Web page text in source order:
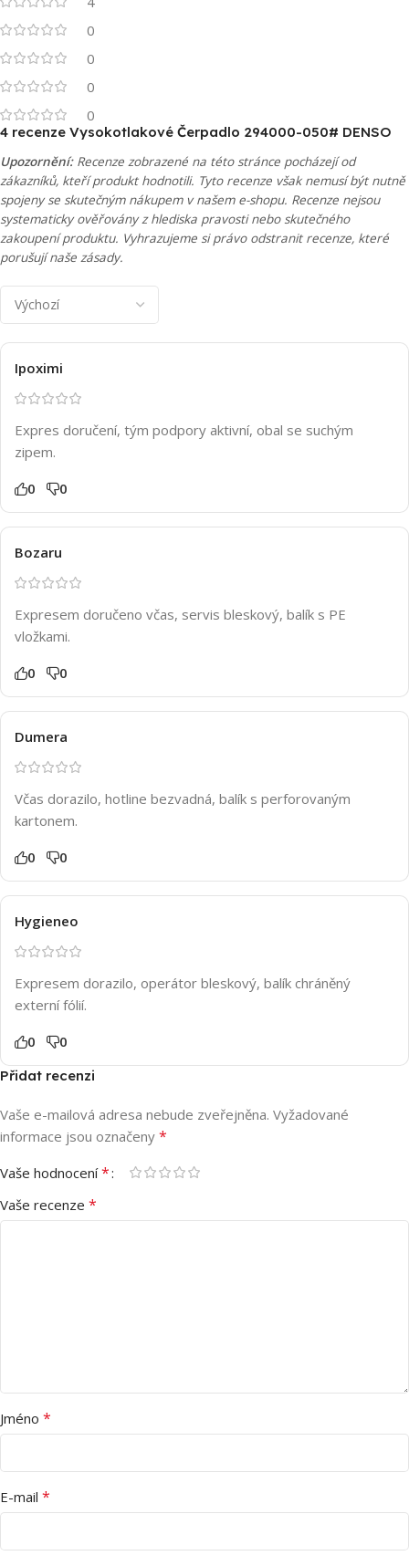
0
0
0
0
4 recenze Vysokotlakové Čerpadlo 294000-050# DENSO
Upozornění:Recenze zobrazené na této stránce pocházejí od
zákazníků, kteří produkt hodnotili. Tyto recenze však nemusí být nutně
spojeny se skutečným nákupem v našem e-shopu. Recenze nejsou
systematicky ověřovány z hlediska pravosti nebo skutečného
zakoupení produktu. Vyhrazujeme si právo odstranit recenze, které
porušují naše zásady.
Ipoximi
Expres doručení, tým podpory aktivní, obal se suchým
zipem.
0 0
Bozaru
Expresem doručeno včas, servis bleskový, balík s PE
vložkami.
0 0
Dumera
Včas dorazilo, hotline bezvadná, balík s perforovaným
kartonem.
0 0
Hygieneo
Expresem dorazilo, operátor bleskový, balík chráněný
externí fólií.
0 0
Přidat recenzi
Vaše e-mailová adresa nebude zveřejněna. Vyžadované
informace jsou označeny *
Vaše hodnocení*
Vaše recenze *
Jméno *
E-mail *